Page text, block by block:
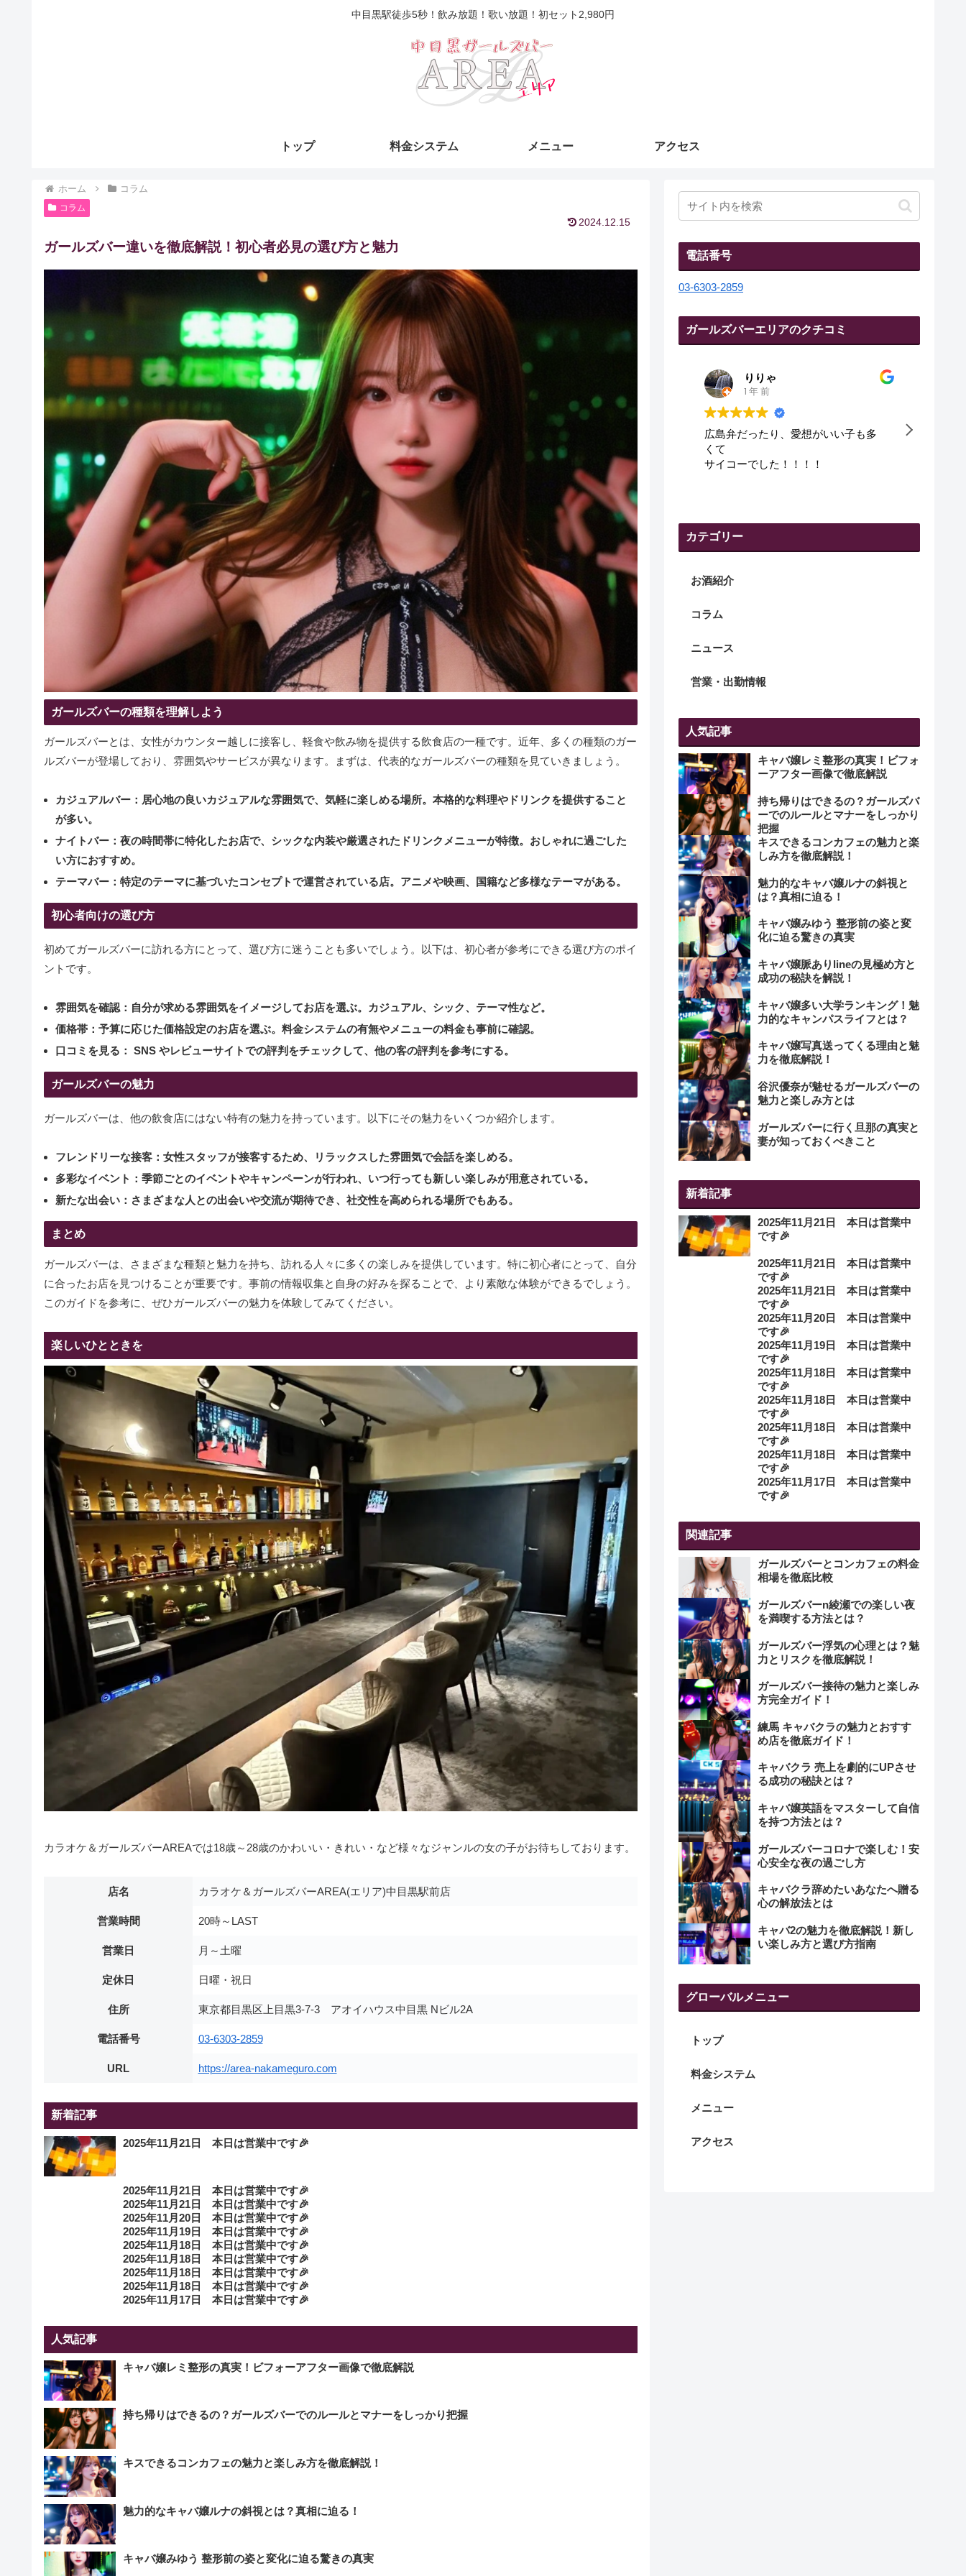
中目黒駅徒歩5秒！飲み放題！歌い放題！初セット2,980円
トップ 料金システム メニュー アクセス
ホーム コラム
コラム
2024.12.15
ガールズバー違いを徹底解説！初心者必見の選び方と魅力
ガールズバーの種類を理解しよう
ガールズバーとは、女性がカウンター越しに接客し、軽食や飲み物を提供する飲食店の一種です。近年、多くの種類のガー
ルズバーが登場しており、雰囲気やサービスが異なります。まずは、代表的なガールズバーの種類を見ていきましょう。
カジュアルバー： 居心地の良いカジュアルな雰囲気で、気軽に楽しめる場所。本格的な料理やドリンクを提供すること
が多い。
ナイトバー： 夜の時間帯に特化したお店で、シックな内装や厳選されたドリンクメニューが特徴。おしゃれに過ごした
い方におすすめ。
テーマバー： 特定のテーマに基づいたコンセプトで運営されている店。アニメや映画、国籍など多様なテーマがある。
初心者向けの選び方
初めてガールズバーに訪れる方にとって、選び方に迷うことも多いでしょう。以下は、初心者が参考にできる選び方のポイ
ントです。
雰囲気を確認： 自分が求める雰囲気をイメージしてお店を選ぶ。カジュアル、シック、テーマ性など。
価格帯： 予算に応じた価格設定のお店を選ぶ。料金システムの有無やメニューの料金も事前に確認。
口コミを見る： SNS やレビューサイトでの評判をチェックして、他の客の評判を参考にする。
ガールズバーの魅力
ガールズバーは、他の飲食店にはない特有の魅力を持っています。以下にその魅力をいくつか紹介します。
フレンドリーな接客： 女性スタッフが接客するため、リラックスした雰囲気で会話を楽しめる。
多彩なイベント： 季節ごとのイベントやキャンペーンが行われ、いつ行っても新しい楽しみが用意されている。
新たな出会い： さまざまな人との出会いや交流が期待でき、社交性を高められる場所でもある。
まとめ
ガールズバーは、さまざまな種類と魅力を持ち、訪れる人々に多くの楽しみを提供しています。特に初心者にとって、自分
に合ったお店を見つけることが重要です。事前の情報収集と自身の好みを探ることで、より素敵な体験ができるでしょう。
このガイドを参考に、ぜひガールズバーの魅力を体験してみてください。
楽しいひとときを
カラオケ＆ガールズバーAREAでは18歳～28歳のかわいい・きれい・など様々なジャンルの女の子がお待ちしております。
店名 カラオケ＆ガールズバーAREA(エリア)中目黒駅前店
営業時間 20時～LAST
営業日 月～土曜
定休日 日曜・祝日
住所 東京都目黒区上目黒3-7-3 アオイハウス中目黒 Nビル2A
電話番号 03-6303-2859
URL https://area-nakameguro.com
新着記事
2025年11月21日 本日は営業中です🎉
2025年11月21日 本日は営業中です🎉
2025年11月21日 本日は営業中です🎉
2025年11月20日 本日は営業中です🎉
2025年11月19日 本日は営業中です🎉
2025年11月18日 本日は営業中です🎉
2025年11月18日 本日は営業中です🎉
2025年11月18日 本日は営業中です🎉
2025年11月18日 本日は営業中です🎉
2025年11月17日 本日は営業中です🎉
人気記事
キャバ嬢レミ整形の真実！ビフォーアフター画像で徹底解説
持ち帰りはできるの？ガールズバーでのルールとマナーをしっかり把握
キスできるコンカフェの魅力と楽しみ方を徹底解説！
魅力的なキャバ嬢ルナの斜視とは？真相に迫る！
キャバ嬢みゆう 整形前の姿と変化に迫る驚きの真実
電話番号
03-6303-2859
ガールズバーエリアのクチコミ
りりゃ
1 年 前
広島弁だったり、愛想がいい子も多
くて
サイコーでした！！！！
田代幸弘
1 年 前
皆さん、優しくて、良かった😇
カテゴリー
お酒紹介
コラム
ニュース
営業・出勤情報
人気記事
キャバ嬢レミ整形の真実！ビフォ
ーアフター画像で徹底解説
持ち帰りはできるの？ガールズバ
ーでのルールとマナーをしっかり
把握
キスできるコンカフェの魅力と楽
しみ方を徹底解説！
魅力的なキャバ嬢ルナの斜視と
は？真相に迫る！
キャバ嬢みゆう 整形前の姿と変
化に迫る驚きの真実
キャバ嬢脈ありlineの見極め方と
成功の秘訣を解説！
キャバ嬢多い大学ランキング！魅
力的なキャンパスライフとは？
キャバ嬢写真送ってくる理由と魅
力を徹底解説！
谷沢優奈が魅せるガールズバーの
魅力と楽しみ方とは
ガールズバーに行く旦那の真実と
妻が知っておくべきこと
新着記事
2025年11月21日 本日は営業中
です🎉
2025年11月21日 本日は営業中
です🎉
2025年11月21日 本日は営業中
です🎉
2025年11月20日 本日は営業中
です🎉
2025年11月19日 本日は営業中
です🎉
2025年11月18日 本日は営業中
です🎉
2025年11月18日 本日は営業中
です🎉
2025年11月18日 本日は営業中
です🎉
2025年11月18日 本日は営業中
です🎉
2025年11月17日 本日は営業中
です🎉
関連記事
ガールズバーとコンカフェの料金
相場を徹底比較
ガールズバーn綾瀬での楽しい夜
を満喫する方法とは？
ガールズバー浮気の心理とは？魅
力とリスクを徹底解説！
ガールズバー接待の魅力と楽しみ
方完全ガイド！
練馬 キャバクラの魅力とおすす
め店を徹底ガイド！
キャバクラ 売上を劇的にUPさせ
る成功の秘訣とは？
キャバ嬢英語をマスターして自信
を持つ方法とは？
ガールズバーコロナで楽しむ！安
心安全な夜の過ごし方
キャバクラ辞めたいあなたへ贈る
心の解放法とは
キャバ2の魅力を徹底解説！新し
い楽しみ方と選び方指南
グローバルメニュー
トップ
料金システム
メニュー
アクセス